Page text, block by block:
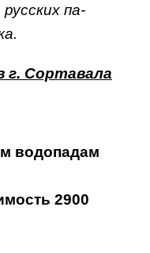
па-
г. Сортавала
водопадам
2900